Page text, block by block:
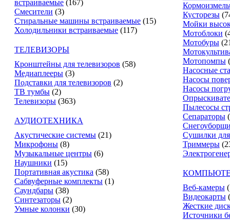
встраиваемые (167)
Смесители (3)
Стиральные машины встраиваемые (15)
Холодильники встраиваемые (117)
ТЕЛЕВИЗОРЫ
Кронштейны для телевизоров (58)
Медиаплееры (3)
Подставки для телевизоров (2)
ТВ тумбы (2)
Телевизоры (363)
АУДИОТЕХНИКА
Акустические системы (21)
Микрофоны (8)
Музыкальные центры (6)
Наушники (15)
Портативная акустика (58)
Сабвуферные комплекты (1)
Саундбары (38)
Синтезаторы (2)
Умные колонки (30)
Кусторезы
Мойки
Мотоблоки
Мотобуры
Мотопомпы
Насосные
Насосы
Насосы
Пылесосы
Сепараторы
Сушилки
Триммеры
Веб-камеры
Видеокарты
Жесткие
Источники